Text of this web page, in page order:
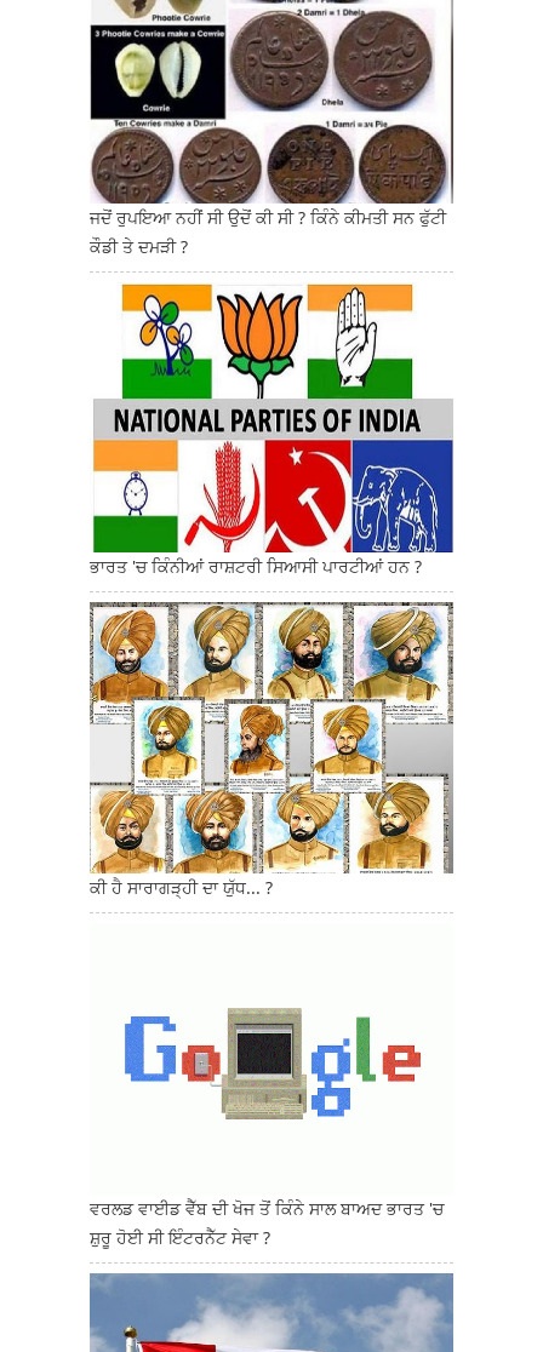
ਜਦੋਂ ਰੁਪਇਆ ਨਹੀਂ ਸੀ ਉਦੋਂ ਕੀ ਸੀ ? ਕਿੰਨੇ ਕੀਮਤੀ ਸਨ ਫੁੱਟੀ
ਕੌਡੀ ਤੇ ਦਮੜੀ ?
ਭਾਰਤ 'ਚ ਕਿੰਨੀਆਂ ਰਾਸ਼ਟਰੀ ਸਿਆਸੀ ਪਾਰਟੀਆਂ ਹਨ ?
ਕੀ ਹੈ ਸਾਰਾਗੜ੍ਹੀ ਦਾ ਯੁੱਧ... ?
ਵਰਲਡ ਵਾਈਡ ਵੈੱਬ ਦੀ ਖੋਜ ਤੋਂ ਕਿੰਨੇ ਸਾਲ ਬਾਅਦ ਭਾਰਤ 'ਚ
ਸ਼ੁਰੂ ਹੋਈ ਸੀ ਇੰਟਰਨੈੱਟ ਸੇਵਾ ?